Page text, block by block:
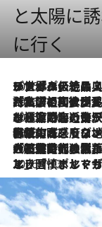
と太陽に
に行く
2026.8.8
リスボンの絶品スイーツ「パステル・デ・ナタ」とは？ポルトガル伝統の奥深い世界へ
2026.7.27
「私の祖国はポルトガル語です」国民的詩人フェルナンド・ペソアと、彼が愛した文学の街を歩く
2026.7.26
ポルトガル近海が育む極上の海の幸。キリリと冷えた白ワインと愉しむ、シーフード専門店の
2026.7.22
伝統の味をモダンに昇華。高感度な地元客が集う、リスボンの最旬ガストロノミー
2026.7.21
大航海時代の栄華から、震災、独裁、そして革命へ。ポルトガル・首都リスボンの石畳に刻まれた「歴史の光と影」
2026.7.13
エッセイ・ヤマザキマリ「慎ましくも美しき国 ポルトガル」